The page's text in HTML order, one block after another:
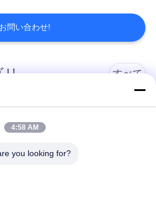
ます
グおよび
お問い合わせ!
リ すべて
ター
4:58 AM
you looking for?